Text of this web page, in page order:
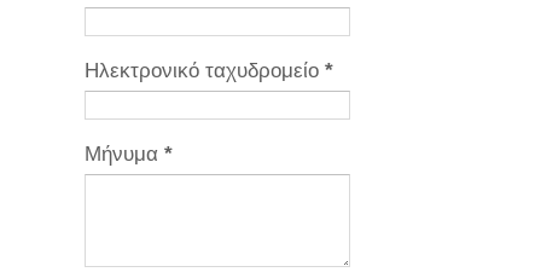
Ηλεκτρονικό ταχυδρομείο *
Μήνυμα *